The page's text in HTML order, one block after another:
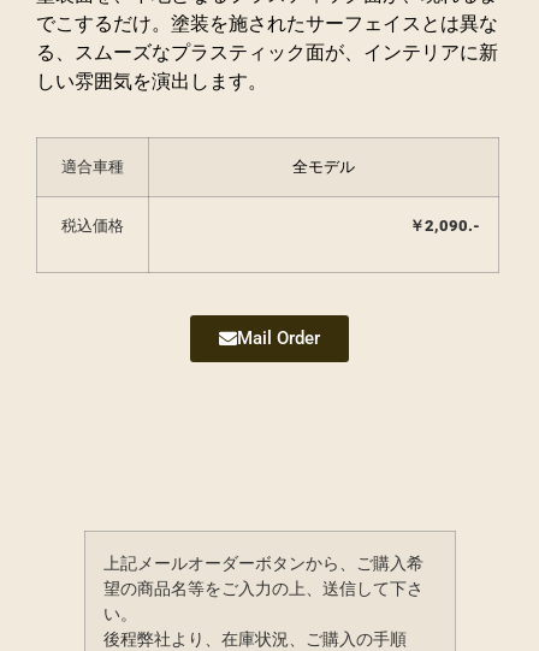
でこするだけ。塗装を施されたサーフェイスとは異な
る、スムーズなプラスティック面が、インテリアに新
しい雰囲気を演出します。
適合車種 全モデル
税込価格 ￥2,090.-
Mail Order
上記メールオーダーボタンから、ご購入希
望の商品名等をご入力の上、送信して下さ
い。
後程弊社より、在庫状況、ご購入の手順